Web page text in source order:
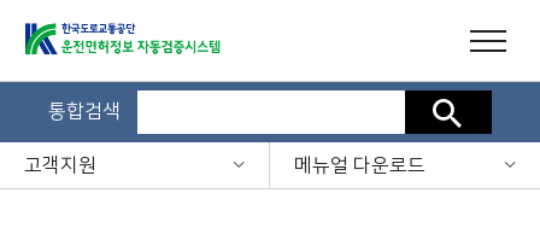
통합검색 검색
고객지원 메뉴얼 다운로드